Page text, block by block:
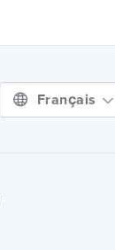
Français